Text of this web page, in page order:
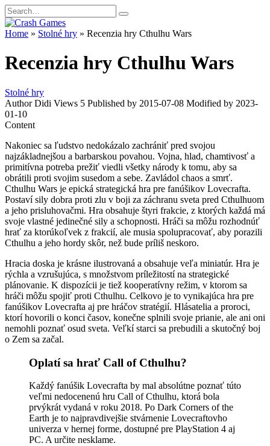
Skip
to
content
Search
for:
Home » Stolné hry » Recenzia hry Cthulhu Wars
Recenzia hry Cthulhu Wars
Stolné hry
Author Didi Views 5 Published by 2015-07-08 Modified by 2023-
01-10
Content
Nakoniec sa ľudstvo nedokázalo zachrániť pred svojou
najzákladnejšou a barbarskou povahou. Vojna, hlad, chamtivosť a
primitívna potreba prežiť viedli všetky národy k tomu, aby sa
obrátili proti svojim susedom a sebe. Zavládol chaos a smrť.
Cthulhu Wars je epická strategická hra pre fanúšikov Lovecrafta.
Postaví sily dobra proti zlu v boji za záchranu sveta pred Cthulhuom
a jeho prisluhovačmi. Hra obsahuje štyri frakcie, z ktorých každá má
svoje vlastné jedinečné sily a schopnosti. Hráči sa môžu rozhodnúť
hrať za ktorúkoľvek z frakcií, ale musia spolupracovať, aby porazili
Cthulhu a jeho hordy skôr, než bude príliš neskoro.
Hracia doska je krásne ilustrovaná a obsahuje veľa miniatúr. Hra je
rýchla a vzrušujúca, s množstvom príležitostí na strategické
plánovanie. K dispozícii je tiež kooperatívny režim, v ktorom sa
hráči môžu spojiť proti Cthulhu. Celkovo je to vynikajúca hra pre
fanúšikov Lovecrafta aj pre hráčov stratégií. Hlásatelia a proroci,
ktorí hovorili o konci časov, konečne splnili svoje prianie, ale ani oni
nemohli poznať osud sveta. Veľkí starci sa prebudili a skutočný boj
o Zem sa začal.
Oplatí sa hrať Call of Cthulhu?
Každý fanúšik Lovecrafta by mal absolútne poznať túto
veľmi nedocenenú hru Call of Cthulhu, ktorá bola
prvýkrát vydaná v roku 2018. Po Dark Corners of the
Earth je to najpravdivejšie stvárnenie Lovecraftovho
univerza v hernej forme, dostupné pre PlayStation 4 aj
PC. A určite nesklame.